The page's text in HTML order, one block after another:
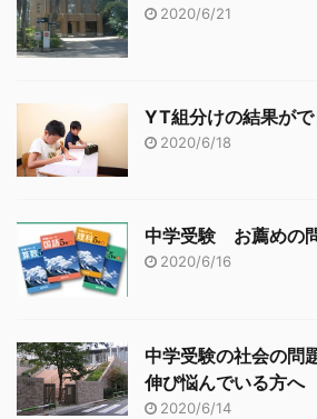
2020/6/21
YT組分けの結果が
2020/6/18
中学受験 お薦めの
2020/6/16
中学受験の社会の問
伸び悩んでいる方へ
2020/6/14